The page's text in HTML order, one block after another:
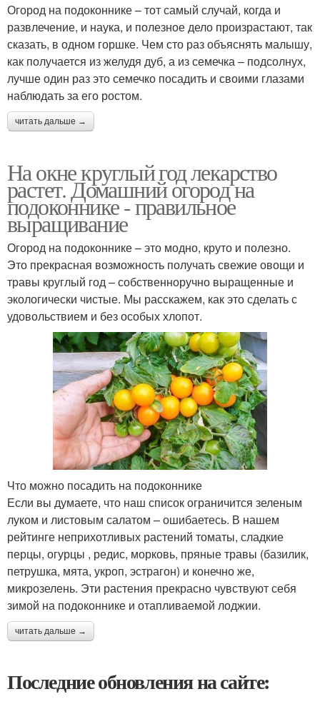
Огород на подоконнике – тот самый случай, когда и
развлечение, и наука, и полезное дело произрастают, так
сказать, в одном горшке. Чем сто раз объяснять малышу,
как получается из желудя дуб, а из семечка – подсолнух,
лучше один раз это семечко посадить и своими глазами
наблюдать за его ростом.
читать дальше →
На окне круглый год лекарство
растет. Домашний огород на
подоконнике - правильное
выращивание
Огород на подоконнике – это модно, круто и полезно.
Это прекрасная возможность получать свежие овощи и
травы круглый год – собственноручно выращенные и
экологически чистые. Мы расскажем, как это сделать с
удовольствием и без особых хлопот.
Что можно посадить на подоконнике
Если вы думаете, что наш список ограничится зеленым
луком и листовым салатом – ошибаетесь. В нашем
рейтинге неприхотливых растений томаты, сладкие
перцы, огурцы , редис, морковь, пряные травы (базилик,
петрушка, мята, укроп, эстрагон) и конечно же,
микрозелень. Эти растения прекрасно чувствуют себя
зимой на подоконнике и отапливаемой лоджии.
читать дальше →
Последние обновления на сайте: